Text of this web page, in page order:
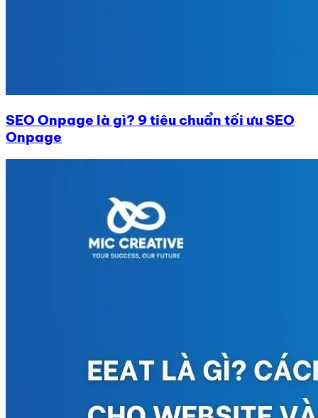
SEO Onpage là gì? 9 tiêu chuẩn tối ưu SEO
Onpage